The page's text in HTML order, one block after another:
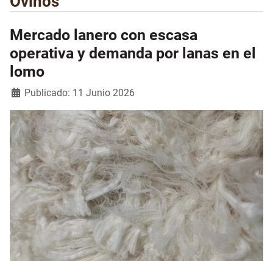
Mercado lanero con escasa
operativa y demanda por lanas en el
lomo
Detalles
Publicado: 11 Junio 2026